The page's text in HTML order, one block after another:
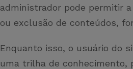
administrador pode permitir
ou exclusão de conteúdos,
Enquanto isso, o usuário do
uma trilha de conhecimento,